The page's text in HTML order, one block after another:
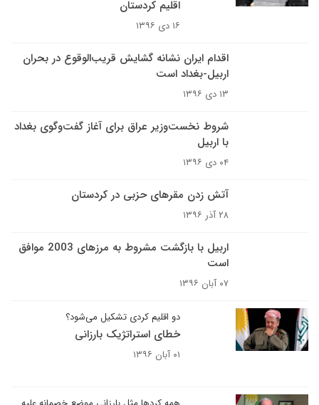
اقلیم کردستان
۱۶ دی ۱۳۹۶
اقدام ایران نشانه گشایش قریب‌الوقوع در بحران
اربیل-بغداد است
۱۳ دی ۱۳۹۶
شروط نخست‌وزیر عراق برای آغاز گفت‌وگوی بغداد
با اربیل
۰۴ دی ۱۳۹۶
آتش زدن مقرهای حزبی در کردستان
۲۸ آذر ۱۳۹۶
اربیل با بازگشت مشروط به مرزهای 2003 موافق
است
۰۷ آبان ۱۳۹۶
دو اقلیم کردی تشکیل می‌شود؟
خطای استراتژیک بارزانی
۰۱ آبان ۱۳۹۶